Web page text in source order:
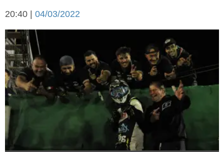
Espacio empresas
Sociedad y tiempo
libre
Sociedad
Tecnología
Turismo
Salud
Es viral
El tiempo
Cartón Lleno
20:40 | 04/03/2022